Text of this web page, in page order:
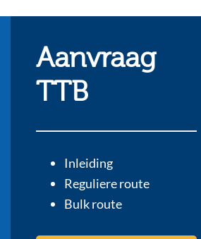
Aanvraag
TTB
Inleiding
Reguliere route
Bulk route